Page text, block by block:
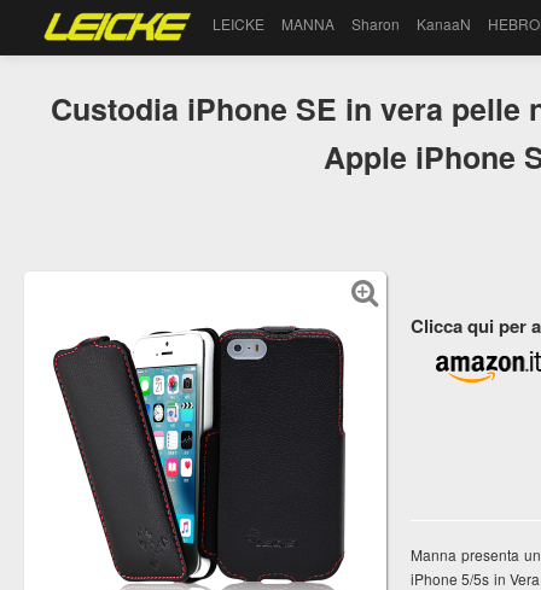
LEICKE MANNA Sharon KanaaN
Custodia iPhone SE in vera pelle
Apple iPhone
Clicca qui per
Manna presenta
iPhone 5/5s in